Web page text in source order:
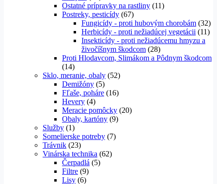
Ostatné prípravky na rastliny (11)
Postreky, pesticídy (67)
Fungicídy - proti hubovým chorobám (32)
Herbicídy - proti nežiadúcej vegetácii (11)
Insekticídy - proti nežiadúcemu hmyzu a
živočíšnym škodcom (28)
Proti Hlodavcom, Slimákom a Pôdnym škodcom
(14)
Sklo, meranie, obaly (52)
Demižóny (5)
Fľaše, poháre (16)
Hevery (4)
Meracie pomôcky (20)
Obaly, kartóny (9)
Služby (1)
Somelierske potreby (7)
Trávnik (23)
Vinárska technika (62)
Čerpadlá (5)
Filtre (9)
Lisy (6)